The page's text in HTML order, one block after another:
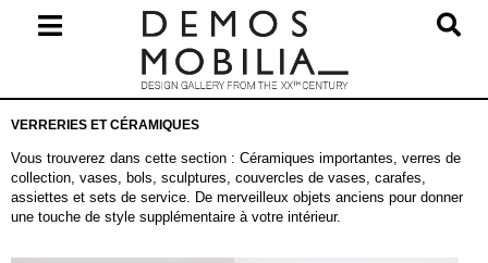
Navigation
Menu
VERRERIES ET CÉRAMIQUES
Vous trouverez dans cette section : Céramiques importantes, verres de
collection, vases, bols, sculptures, couvercles de vases, carafes,
assiettes et sets de service. De merveilleux objets anciens pour donner
une touche de style supplémentaire à votre intérieur.